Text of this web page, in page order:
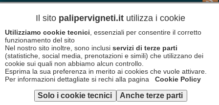
Disclaimer
Informativa Cookies
Il sito palipervigneti.it utilizza i cookie
Utilizziamo cookie tecnici , essenziali per consentire il corretto
funzionamento del sito
Nel nostro sito inoltre, sono inclusi servizi di terze parti
(statistiche, social media, prenotazioni e simili) che utilizzano dei
cookie sui quali non abbiamo alcun controllo.
Esprima la sua preferenza in merito ai cookies che vuole attivare.
Per informazioni dettagliate si rechi alla pagina
Cookie Policy
Solo i cookie tecnici Anche terze parti